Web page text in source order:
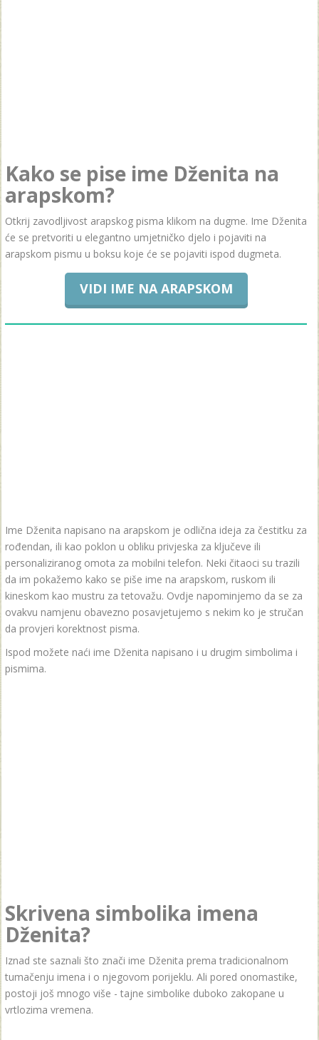
Kako se pise ime Dženita na
arapskom?
Otkrij zavodljivost arapskog pisma klikom na dugme. Ime Dženita
će se pretvoriti u elegantno umjetničko djelo i pojaviti na
arapskom pismu u boksu koje će se pojaviti ispod dugmeta.
VIDI IME NA ARAPSKOM
Ime Dženita napisano na arapskom je odlična ideja za čestitku za
rođendan, ili kao poklon u obliku privjeska za ključeve ili
personaliziranog omota za mobilni telefon. Neki čitaoci su trazili
da im pokažemo kako se piše ime na arapskom, ruskom ili
kineskom kao mustru za tetovažu. Ovdje napominjemo da se za
ovakvu namjenu obavezno posavjetujemo s nekim ko je stručan
da provjeri korektnost pisma.
Ispod možete naći ime Dženita napisano i u drugim simbolima i
pismima.
Skrivena simbolika imena
Dženita?
Iznad ste saznali što znači ime Dženita prema tradicionalnom
tumačenju imena i o njegovom porijeklu. Ali pored onomastike,
postoji još mnogo više - tajne simbolike duboko zakopane u
vrtlozima vremena.